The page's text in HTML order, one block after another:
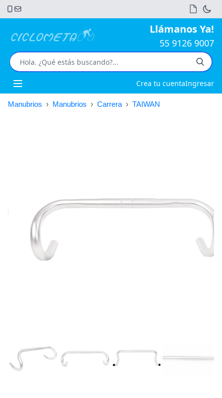
Llámanos Ya!
55 9126 9007
Open main menu Crea tu cuentaIngresar
Manubrios › Manubrios › Carrera › TAIWAN